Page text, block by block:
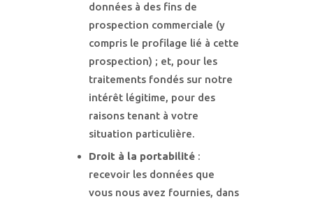
données à des fins de
prospection commerciale (y
compris le profilage lié à cette
prospection) ; et, pour les
traitements fondés sur notre
intérêt légitime, pour des
raisons tenant à votre
situation particulière.
Droit à la portabilité:
recevoir les données que
vous nous avez fournies, dans